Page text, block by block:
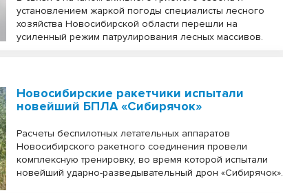
установлением жаркой погоды специалисты лесного
хозяйства Новосибирской области перешли на
усиленный режим патрулирования лесных массивов.
Новосибирские ракетчики испытали
новейший БПЛА «Сибирячок»
Расчеты беспилотных летательных аппаратов
Новосибирского ракетного соединения провели
комплексную тренировку, во время которой испытали
новейший ударно-разведывательный дрон «Сибирячок».